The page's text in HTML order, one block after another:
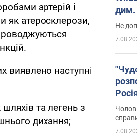
артерій і
як атеросклерози,
виявлено наступні
та легень з
дихання;
дим.
Не
Фото